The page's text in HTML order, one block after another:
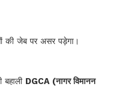
की जेब पर असर पड़ेगा।
बहाली DGCA (नागर विमानन